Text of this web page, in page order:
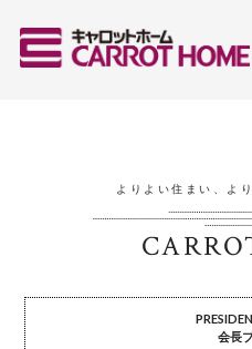
よりよい住まい、よ
会長